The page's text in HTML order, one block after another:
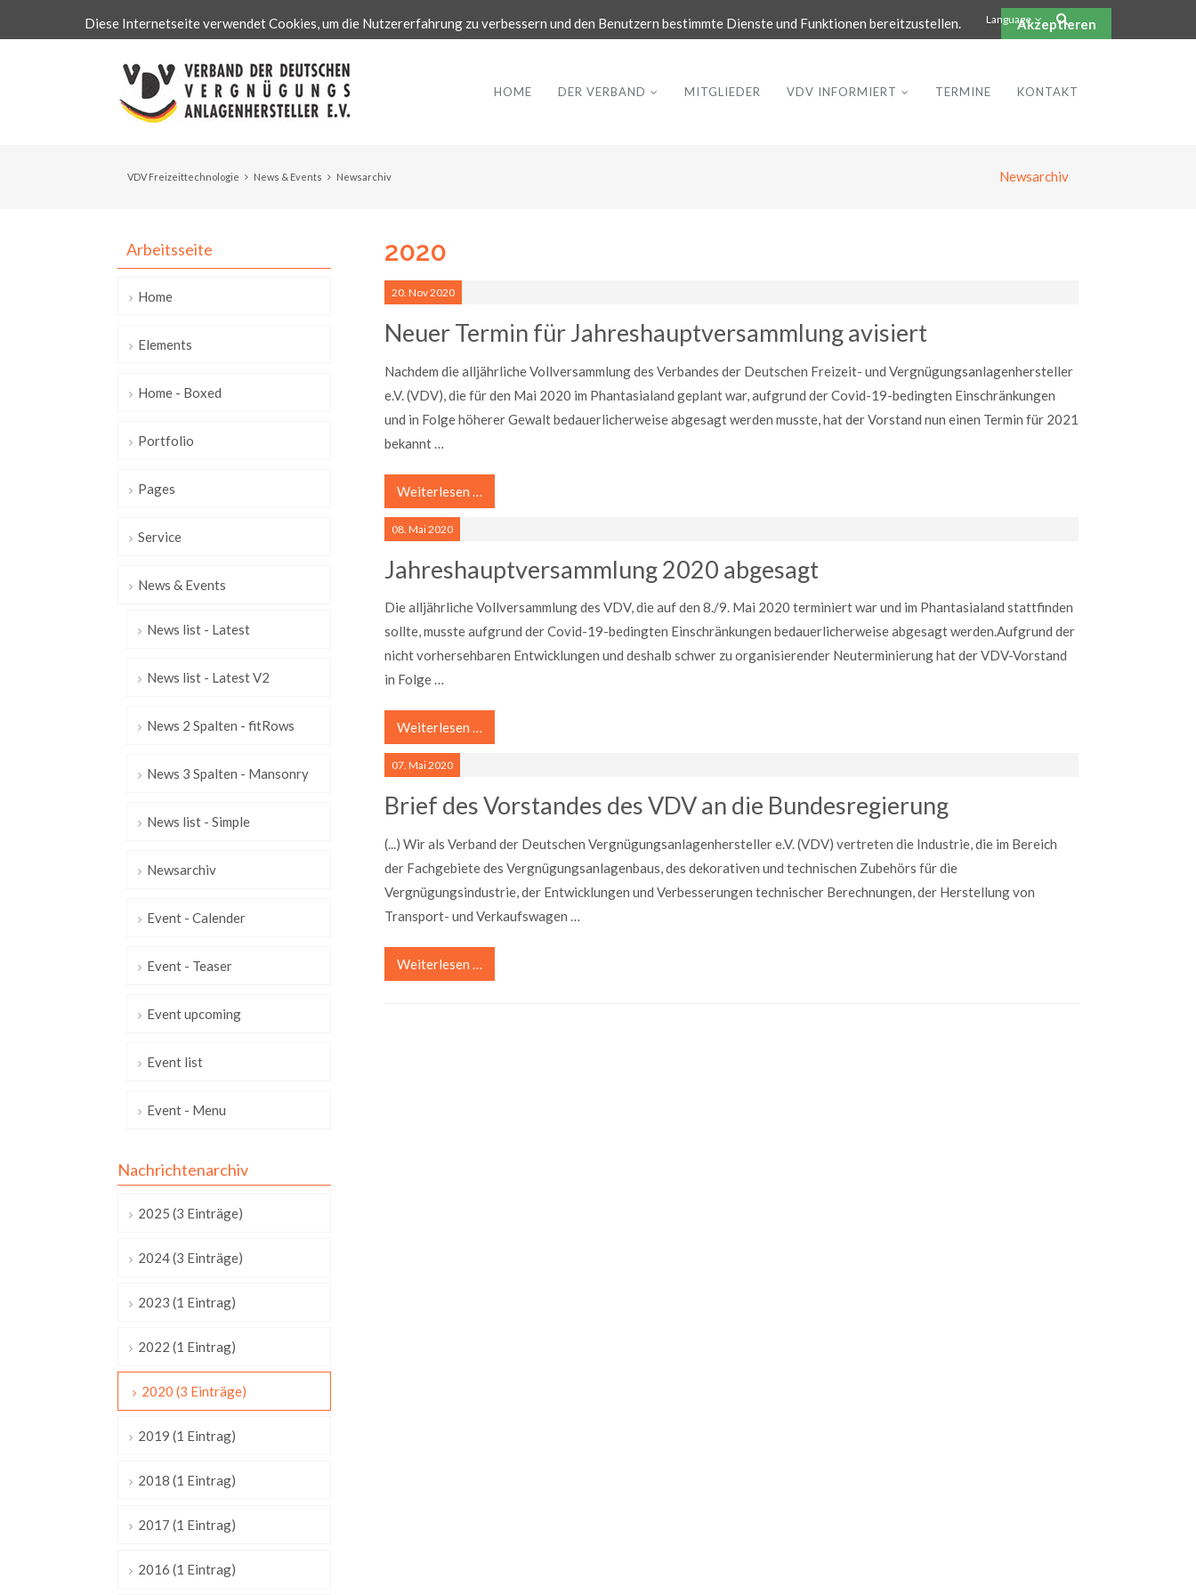
Language
info@vdv-freizeittechnologie.de
HOME DER VERBAND MITGLIEDER VDV INFORMIERT TERMINE KONTAKT
VDV Freizeittechnologie News & Events Newsarchiv Newsarchiv
2020
20. Nov2020
Neuer Termin für Jahreshauptversammlung avisiert
Nachdem die alljährliche Vollversammlung des Verbandes der Deutschen Freizeit- und Vergnügungsanlagenhersteller
e.V. (VDV), die für den Mai 2020 im Phantasialand geplant war, aufgrund der Covid-19-bedingten Einschränkungen
und in Folge höherer Gewalt bedauerlicherweise abgesagt werden musste, hat der Vorstand nun einen Termin für 2021
bekannt …
Weiterlesen …
08. Mai2020
Jahreshauptversammlung 2020 abgesagt
Die alljährliche Vollversammlung des VDV, die auf den 8./9. Mai 2020 terminiert war und im Phantasialand stattfinden
sollte, musste aufgrund der Covid-19-bedingten Einschränkungen bedauerlicherweise abgesagt werden.Aufgrund der
nicht vorhersehbaren Entwicklungen und deshalb schwer zu organisierender Neuterminierung hat der VDV-Vorstand
in Folge …
Weiterlesen …
07. Mai2020
Brief des Vorstandes des VDV an die Bundesregierung
(...) Wir als Verband der Deutschen Vergnügungsanlagenhersteller e.V. (VDV) vertreten die Industrie, die im Bereich
der Fachgebiete des Vergnügungsanlagenbaus, des dekorativen und technischen Zubehörs für die
Vergnügungsindustrie, der Entwicklungen und Verbesserungen technischer Berechnungen, der Herstellung von
Transport- und Verkaufswagen …
Weiterlesen …
Arbeitsseite
Home
Elements
Home - Boxed
Portfolio
Pages
Service
News & Events
News list - Latest
News list - Latest V2
News 2 Spalten - fitRows
News 3 Spalten - Mansonry
News list - Simple
Newsarchiv
Event - Calender
Event - Teaser
Event upcoming
Event list
Event - Menu
Nachrichtenarchiv
2025 (3 Einträge)
2024 (3 Einträge)
2023 (1 Eintrag)
2022 (1 Eintrag)
2020 (3 Einträge)
2019 (1 Eintrag)
2018 (1 Eintrag)
2017 (1 Eintrag)
2016 (1 Eintrag)
Diese Internetseite verwendet Cookies, um die Nutzererfahrung zu verbessern und den Benutzern bestimmte Dienste und Funktionen bereitzustellen. Akzeptieren